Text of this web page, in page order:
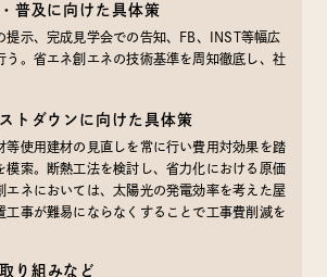
普及に向けた具体策
提示、完成見学会での告知、FB、INST等幅広
う。省エネ創エネの技術基準を周知徹底し、社
トダウンに向けた具体策
等使用建材の見直しを常に行い費用対効果を踏
模索。断熱工法を検討し、省力化における原価
エネにおいては、太陽光の発電効率を考えた屋
工事が難易にならなくすることで工事費削減を
り組みなど